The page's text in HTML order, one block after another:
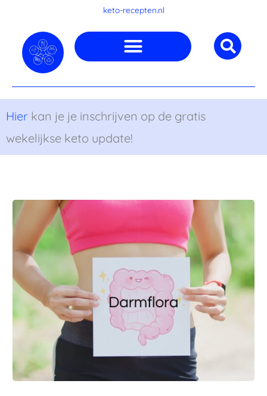
inhoud
keto-recepten.nl
Hier kan je je inschrijven op de gratis
wekelijkse keto update!